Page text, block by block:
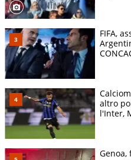
FIFA,
altro
l'Inter,